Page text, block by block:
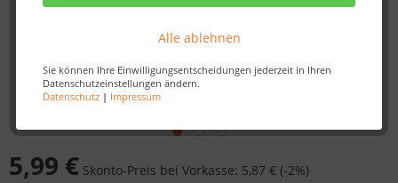
Alle ablehnen
Sie können Ihre Einwilligungsentscheidungen jederzeit in Ihren
Datenschutzeinstellungen ändern.
Datenschutz| Impressum
5,99 € Skonto-Preis bei Vorkasse: 5,87 € (-2%)